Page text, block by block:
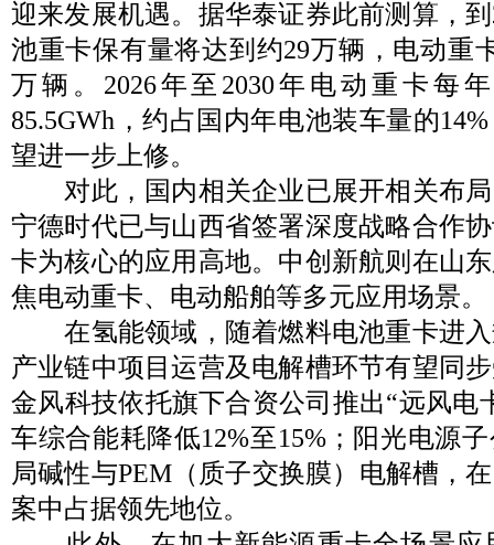
迎来发展机遇。据华泰证券此前测算，
池重卡保有量将达到约29万辆，电动重
万辆。2026年至2030年电动重卡每
85.5GWh，约占国内年电池装车量的
望进一步上修。
对此，国内相关企业已展开相关布局
宁德时代已与山西省签署深度战略合作
卡为核心的应用高地。中创新航则在山
焦电动重卡、电动船舶等多元应用场景。
在氢能领域，随着燃料电池重卡进入
产业链中项目运营及电解槽环节有望同
金风科技依托旗下合资公司推出“远风电
车综合能耗降低12%至15%；阳光电源
局碱性与PEM（质子交换膜）电解槽，
案中占据领先地位。